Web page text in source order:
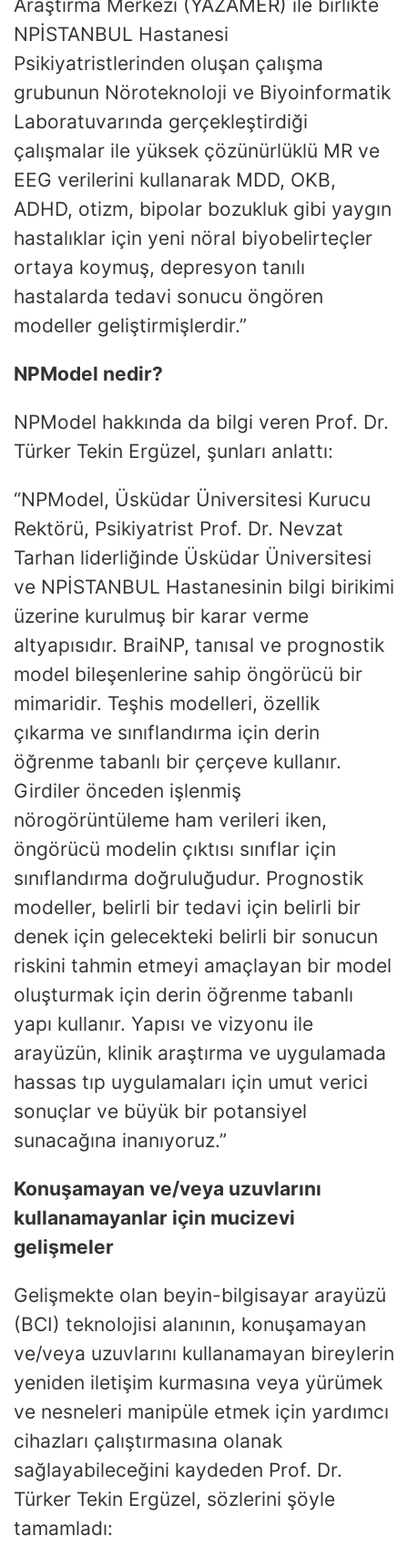
Araştırma Merkezi (YAZAMER) ile birlikte
NPİSTANBUL Hastanesi
Psikiyatristlerinden oluşan çalışma
grubunun Nöroteknoloji ve Biyoinformatik
Laboratuvarında gerçekleştirdiği
çalışmalar ile yüksek çözünürlüklü MR ve
EEG verilerini kullanarak MDD, OKB,
ADHD, otizm, bipolar bozukluk gibi yaygın
hastalıklar için yeni nöral biyobelirteçler
ortaya koymuş, depresyon tanılı
hastalarda tedavi sonucu öngören
modeller geliştirmişlerdir.”
NPModel nedir?
NPModel hakkında da bilgi veren Prof. Dr.
Türker Tekin Ergüzel, şunları anlattı:
“NPModel, Üsküdar Üniversitesi Kurucu
Rektörü, Psikiyatrist Prof. Dr. Nevzat
Tarhan liderliğinde Üsküdar Üniversitesi
ve NPİSTANBUL Hastanesinin bilgi birikimi
üzerine kurulmuş bir karar verme
altyapısıdır. BraiNP, tanısal ve prognostik
model bileşenlerine sahip öngörücü bir
mimaridir. Teşhis modelleri, özellik
çıkarma ve sınıflandırma için derin
öğrenme tabanlı bir çerçeve kullanır.
Girdiler önceden işlenmiş
nörogörüntüleme ham verileri iken,
öngörücü modelin çıktısı sınıflar için
sınıflandırma doğruluğudur. Prognostik
modeller, belirli bir tedavi için belirli bir
denek için gelecekteki belirli bir sonucun
riskini tahmin etmeyi amaçlayan bir model
oluşturmak için derin öğrenme tabanlı
yapı kullanır. Yapısı ve vizyonu ile
arayüzün, klinik araştırma ve uygulamada
hassas tıp uygulamaları için umut verici
sonuçlar ve büyük bir potansiyel
sunacağına inanıyoruz.”
Konuşamayan ve/veya uzuvlarını
kullanamayanlar için mucizevi
gelişmeler
Gelişmekte olan beyin-bilgisayar arayüzü
(BCI) teknolojisi alanının, konuşamayan
ve/veya uzuvlarını kullanamayan bireylerin
yeniden iletişim kurmasına veya yürümek
ve nesneleri manipüle etmek için yardımcı
cihazları çalıştırmasına olanak
sağlayabileceğini kaydeden Prof. Dr.
Türker Tekin Ergüzel, sözlerini şöyle
tamamladı: